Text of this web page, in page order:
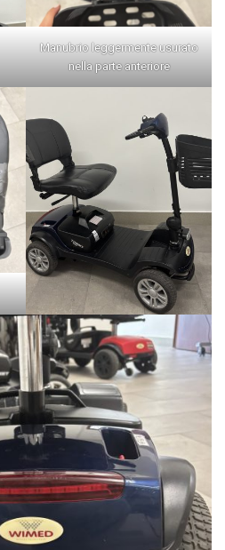
Manubrio leggermente usurato
nella parte anteriore